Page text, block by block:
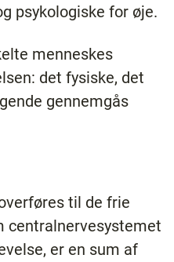
psykologiske for øje.
menneskes
det fysiske, det
gennemgås
til de frie
centralnervesystemet
er en sum af